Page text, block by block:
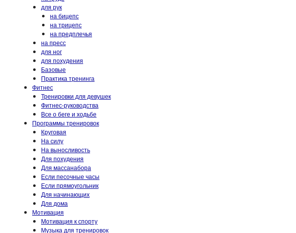
для рук
на бицепс
на трицепс
на предплечья
на пресс
для ног
для похудения
Базовые
Практика тренинга
Фитнес
Тренировки для девушек
Фитнес-руководства
Все о беге и ходьбе
Программы тренировок
Круговая
На силу
На выносливость
Для похудения
Для массанабора
Если песочные часы
Если прямоугольник
Для начинающих
Для дома
Мотивация
Мотивация к спорту
Музыка для тренировок